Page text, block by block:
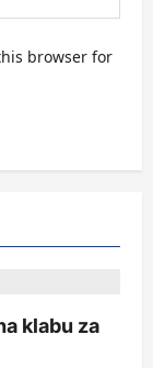
browser for
klabu za